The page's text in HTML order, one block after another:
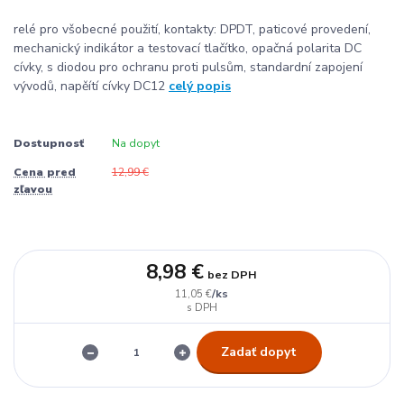
relé pro všobecné použití, kontakty: DPDT, paticové provedení,
mechanický indikátor a testovací tlačítko, opačná polarita DC
cívky, s diodou pro ochranu proti pulsům, standardní zapojení
vývodů, napěítí cívky DC12 celý popis
Dostupnosť Na dopyt
Cena pred
zľavou
12,99 €
11,05 €/ks
8,98 € bez DPH
Zadať dopyt